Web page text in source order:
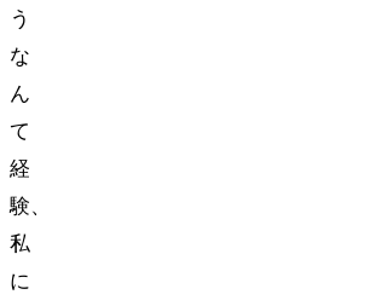
う…
な
ん
て
経
験、
私
に